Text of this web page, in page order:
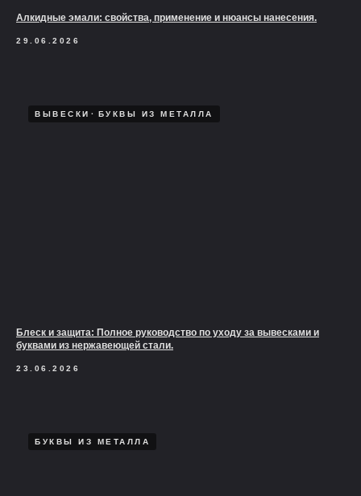
Алкидные эмали: свойства, применение и нюансы нанесения.
29.06.2026
ВЫВЕСКИ БУКВЫ ИЗ МЕТАЛЛА
Блеск и защита: Полное руководство по уходу за вывесками и
буквами из нержавеющей стали.
23.06.2026
БУКВЫ ИЗ МЕТАЛЛА